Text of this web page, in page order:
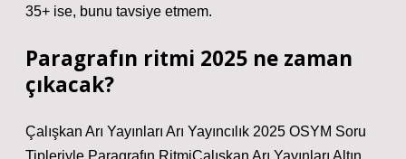
35+ ise, bunu tavsiye etmem.
Paragrafın ritmi 2025 ne zaman
çıkacak?
Çalışkan Arı Yayınları Arı Yayıncılık 2025 OSYM Soru
Tipleriyle Paragrafın RitmiÇalışkan Arı Yayınları Altın